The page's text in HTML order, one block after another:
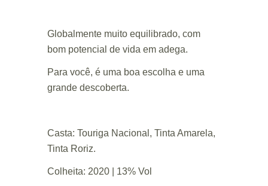
Globalmente muito equilibrado, com
bom potencial de vida em adega.
Para você, é uma boa escolha e uma
grande descoberta.
Casta: Touriga Nacional, Tinta Amarela,
Tinta Roriz.
Colheita: 2020 | 13% Vol